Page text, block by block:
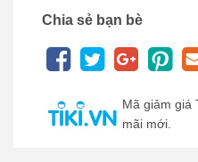
Chia sẻ bạn bè
Mã giảm giá
mãi mới.